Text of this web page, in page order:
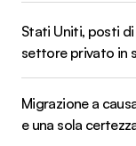
Stati Uniti, posti di
settore privato in
Migrazione a
e una sola